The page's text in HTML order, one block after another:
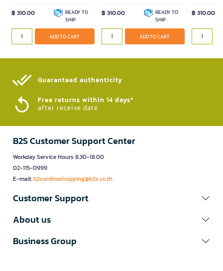
฿ 310.00
READY TO
SHIP
ADD TO CART
฿ 310.00
READY TO
SHIP
ADD TO CART
฿ 310.00
Guaranteed authenticity​
Free returns within 14 days*
after receive date
B2S Customer Support Center
Workday Service Hours 8.30-18.00
02-115-0999
E-mail:b2sonlineshopping@b2s.co.th
Customer Support
About us
Business Group